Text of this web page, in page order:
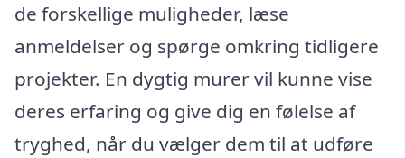
de forskellige muligheder, læse
anmeldelser og spørge omkring tidligere
projekter. En dygtig murer vil kunne vise
deres erfaring og give dig en følelse af
tryghed, når du vælger dem til at udføre